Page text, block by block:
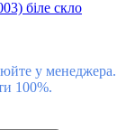
у менеджера.
100%.